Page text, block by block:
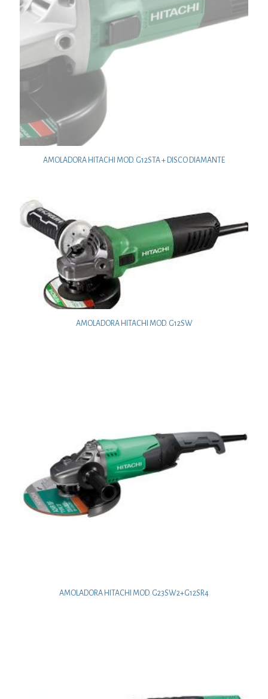
AMOLADORA HITACHI MOD. G12STA + DISCO DIAMANTE
AMOLADORA HITACHI MOD. G12SW
AMOLADORA HITACHI MOD. G23SW2+G12SR4